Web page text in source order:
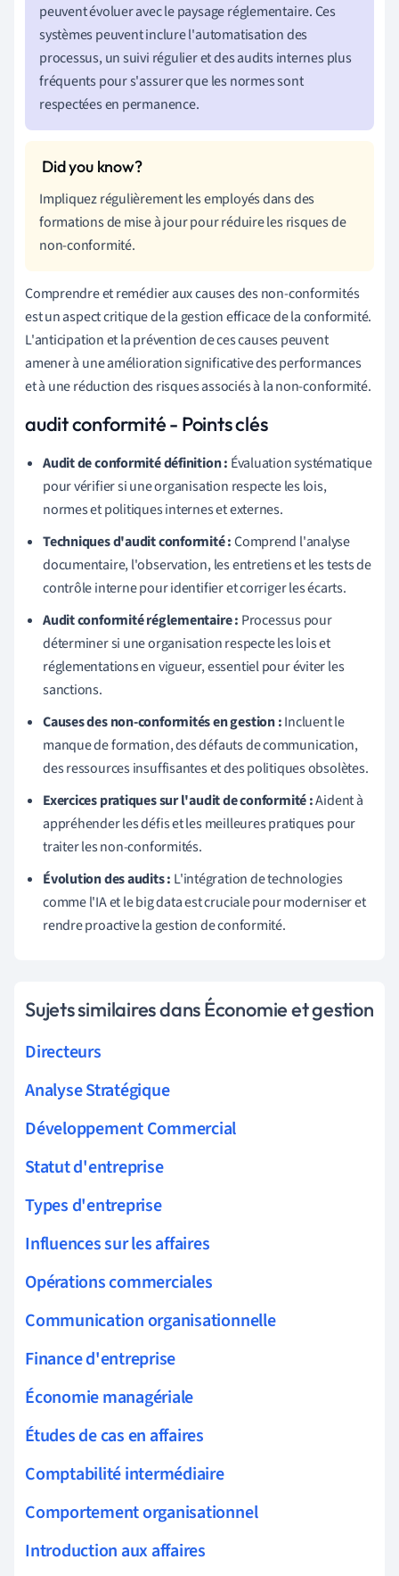
peuvent évoluer avec le paysage réglementaire. Ces
systèmes peuvent inclure l'automatisation des
processus, un suivi régulier et des audits internes plus
fréquents pour s'assurer que les normes sont
respectées en permanence.
Impliquez régulièrement les employés dans des
formations de mise à jour pour réduire les risques de
non-conformité.
Comprendre et remédier aux causes des non-conformités
est un aspect critique de la gestion efficace de la conformité.
L'anticipation et la prévention de ces causes peuvent
amener à une amélioration significative des performances
et à une réduction des risques associés à la non-conformité.
audit conformité - Points clés
Audit de conformité définition : Évaluation systématique
pour vérifier si une organisation respecte les lois,
normes et politiques internes et externes.
Techniques d'audit conformité :Comprend l'analyse
documentaire, l'observation, les entretiens et les tests de
contrôle interne pour identifier et corriger les écarts.
Audit conformité réglementaire : Processus pour
déterminer si une organisation respecte les lois et
réglementations en vigueur, essentiel pour éviter les
sanctions.
Causes des non-conformités en gestion :Incluent le
manque de formation, des défauts de communication,
des ressources insuffisantes et des politiques obsolètes.
Exercices pratiques sur l'audit de conformité :Aident à
appréhender les défis et les meilleures pratiques pour
traiter les non-conformités.
Évolution des audits : L'intégration de technologies
comme l'IA et le big data est cruciale pour moderniser et
rendre proactive la gestion de conformité.
Sujets similaires dans Économie et gestion
Directeurs
Analyse Stratégique
Développement Commercial
Statut d'entreprise
Types d'entreprise
Influences sur les affaires
Opérations commerciales
Communication organisationnelle
Finance d'entreprise
Économie managériale
Études de cas en affaires
Comptabilité intermédiaire
Comportement organisationnel
Introduction aux affaires